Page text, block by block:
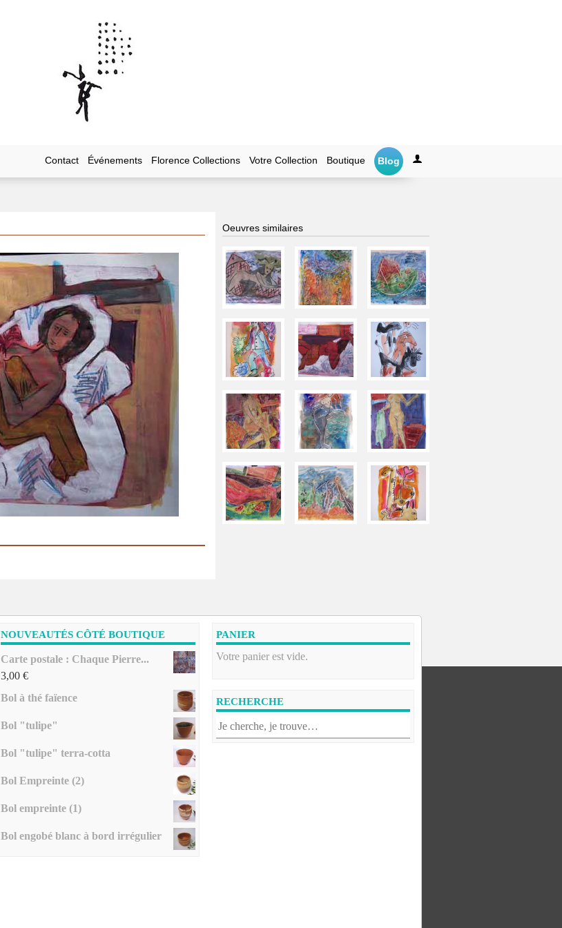
Contact Événements Florence Collections Votre Collection Boutique Blog
Oeuvres similaires
NOUVEAUTÉS CÔTÉ BOUTIQUE
Carte postale : Chaque Pierre...
3,00€
Bol à thé faïence
Bol "tulipe"
Bol "tulipe" terra-cotta
Bol Empreinte (2)
Bol empreinte (1)
Bol engobé blanc à bord irrégulier
PANIER
Votre panier est vide.
RECHERCHE